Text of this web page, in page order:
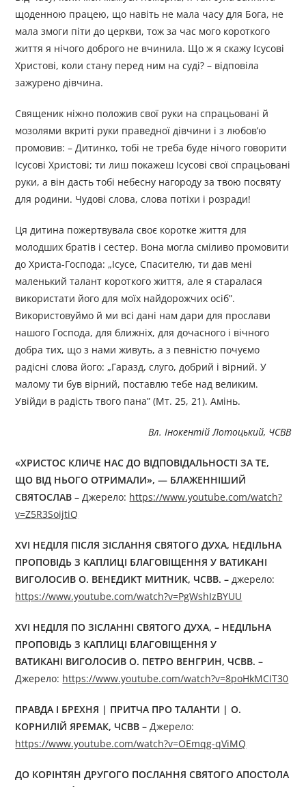
щоденною працею, що навіть не мала часу для Бога, не
мала змоги піти до церкви, тож за час мого короткого
життя я нічого доброго не вчинила. Що ж я скажу Ісусові
Христові, коли стану перед ним на суді? – відповіла
зажурено дівчина.
Священик ніжно положив свої руки на спрацьовані й
мозолями вкриті руки праведної дівчини і з любов’ю
промовив: – Дитинко, тобі не треба буде нічого говорити
Ісусові Христові; ти лиш покажеш Ісусові свої спрацьовані
руки, а він дасть тобі небесну нагороду за твою посвяту
для родини. Чудові слова, слова потіхи і розради!
Ця дитина пожертвувала своє коротке життя для
молодших братів і сестер. Вона могла сміливо промовити
до Христа-Господа: „Ісусе, Спасителю, ти дав мені
маленький талант короткого життя, але я старалася
використати його для моїх найдорожчих осіб”.
Використовуймо й ми всі дані нам дари для прослави
нашого Господа, для ближніх, для дочасного і вічного
добра тих, що з нами живуть, а з певністю почуємо
радісні слова його: „Гаразд, слуго, добрий і вірний. У
малому ти був вірний, поставлю тебе над великим.
Увійди в радість твого пана” (Мт. 25, 21). Амінь.
Вл. Інокентій Лотоцький, ЧСВВ
«ХРИСТОС КЛИЧЕ НАС ДО ВІДПОВІДАЛЬНОСТІ ЗА ТЕ,
ЩО ВІД НЬОГО ОТРИМАЛИ», — БЛАЖЕННІШИЙ
СВЯТОСЛАВ – Джерелo: https://www.youtube.com/watch?
v=Z5R3SoijtiQ
ХVI НЕДІЛЯ ПІСЛЯ ЗІСЛАННЯ СВЯТОГО ДУХА, НЕДІЛЬНА
ПРОПОВІДЬ З КАПЛИЦІ БЛАГОВІЩЕННЯ У ВАТИКАНІ
ВИГОЛОСИВО. ВЕНЕДИКТ МИТНИК, ЧСВВ.– джерелo:
https://www.youtube.com/watch?v=PgWshIzBYUU
ХVI НЕДІЛЯ ПО ЗІСЛАННІ СВЯТОГО ДУХА, – НЕДІЛЬНА
ПРОПОВІДЬ З КАПЛИЦІ БЛАГОВІЩЕННЯ У
ВАТИКАНІ ВИГОЛОСИВ О. ПЕТРО ВЕНГРИН, ЧСВВ. –
Джерелo: https://www.youtube.com/watch?v=8poHkMCIT30
ПРАВДА І БРЕХНЯ | ПРИТЧА ПРО ТАЛАНТИ | О.
КОРНИЛІЙ ЯРЕМАК, ЧСВВ –Джерелo:
https://www.youtube.com/watch?v=OEmqg-qViMQ
ДО КОРІНТЯН ДРУГОГО ПОСЛАННЯ СВЯТОГО АПОСТОЛА